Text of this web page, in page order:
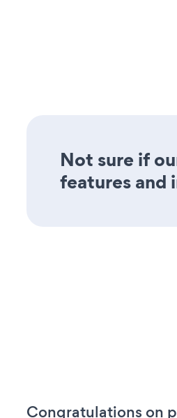
Not sure if
features and
Congratulations on